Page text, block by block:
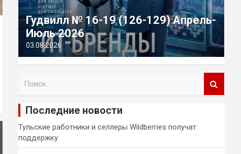
Гудвилл № 16-19 (126-129) Апрель-
Июль 2026
03.08.2026
и
Последние новости
Тульские работники и селлеры Wildberries получат
поддержку